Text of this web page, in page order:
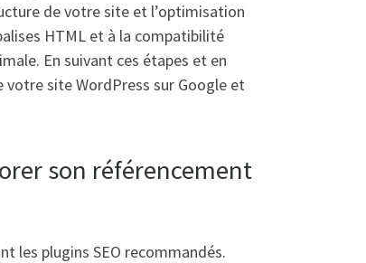
de votre site et l’optimisation
HTML et à la compatibilité
En suivant ces étapes et en
site WordPress sur Google et
son référencement
les plugins SEO recommandés.